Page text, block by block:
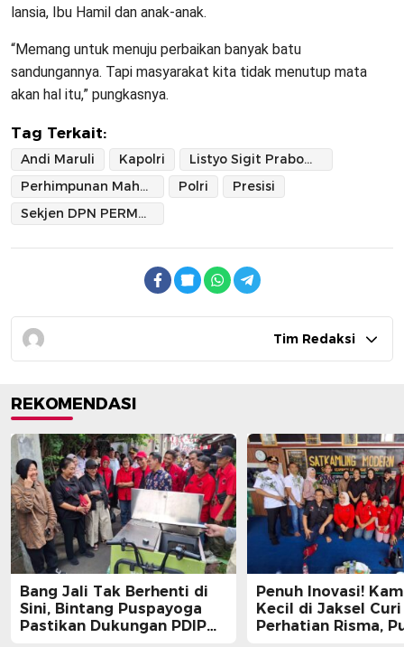
lansia, Ibu Hamil dan anak-anak.
“Memang untuk menuju perbaikan banyak batu
sandungannya. Tapi masyarakat kita tidak menutup mata
akan hal itu,” pungkasnya.
Tag Terkait:
Andi Maruli Kapolri
Listyo Sigit Prabowo
Perhimpunan Mahasiswa Hukum Indonesia
Polri
Presisi
Sekjen DPN PERMAHI
Tim Redaksi
REKOMENDASI
Bang Jali Tak Berhenti di
Sini, Bintang Puspayoga
Pastikan Dukungan PDIP
Penuh Inovasi!
Kecil di Jaksel Curi
Perhatian Risma,